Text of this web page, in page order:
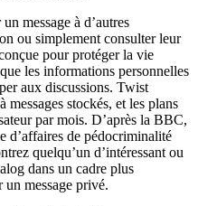
message à d’autres
ou simplement consulter leur
pour protéger la vie
les informations personnelles
aux discussions. Twist
messages stockés, et les plans
par mois. D’après la BBC,
d’affaires de pédocriminalité
quelqu’un d’intéressant ou
dans un cadre plus
message privé.